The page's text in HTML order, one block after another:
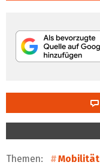
Themen: Mobilität